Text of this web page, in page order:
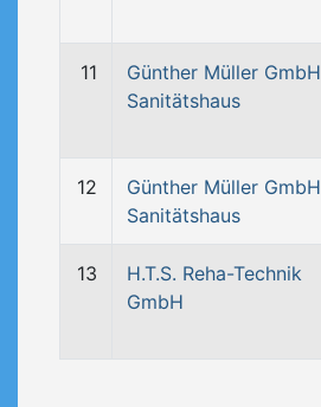
11
Günther Müller GmbH
Sanitätshaus
12
Günther Müller GmbH
Sanitätshaus
13
H.T.S. Reha-Technik
GmbH